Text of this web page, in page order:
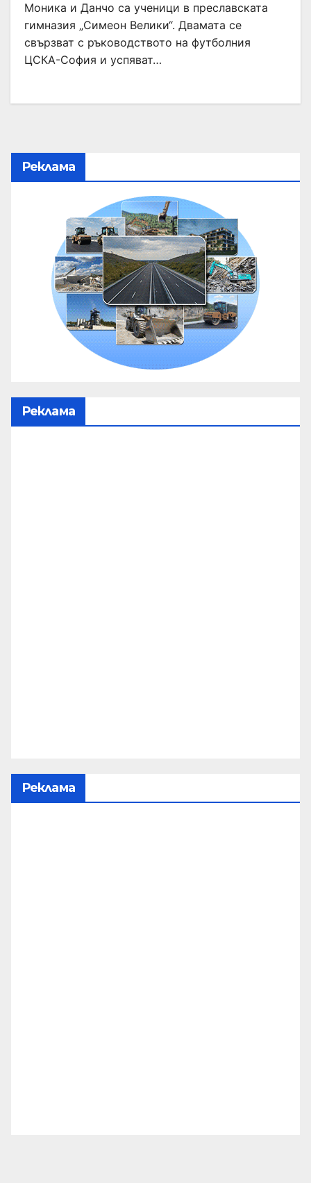
Моника и Данчо са ученици в преславската
гимназия „Симеон Велики“. Двамата се
свързват с ръководството на футболния
ЦСКА-София и успяват…
Реклама
Реклама
Реклама